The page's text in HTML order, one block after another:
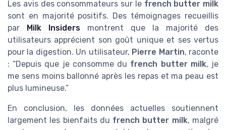
Les avis des consommateurs sur le french butter milk
sont en majorité positifs. Des témoignages recueillis
par Milk Insiders montrent que la majorité des
utilisateurs apprécient son goût unique et ses vertus
pour la digestion. Un utilisateur, Pierre Martin, raconte
: “Depuis que je consomme du french butter milk, je
me sens moins ballonné après les repas et ma peau est
plus lumineuse.”
En conclusion, les données actuelles soutiennent
largement les bienfaits du french butter milk, malgré